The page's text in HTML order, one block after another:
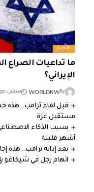
الأخبار
ما تداعيات الصراع
الإيراني؟
By
WORLDNW سنتين ago
قبل لقاء ترامب.. هذه
مستقبل غزة
بسبب الذكاء
أشهر قليلة
بعد إدانة ترامب.. هذه
اتهام رجل في شيكاغو